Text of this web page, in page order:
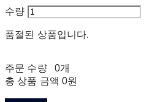
수량
품절된 상품입니다.
주문 수량
0개
총 상품 금액 0원